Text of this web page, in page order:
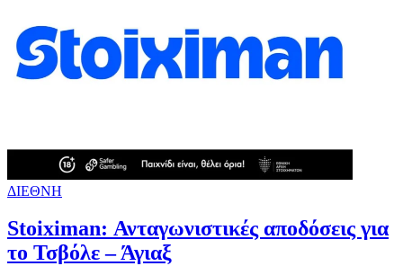
ΔΙΕΘΝΗ
Stoiximan: Ανταγωνιστικές αποδόσεις για
το Τσβόλε – Άγιαξ